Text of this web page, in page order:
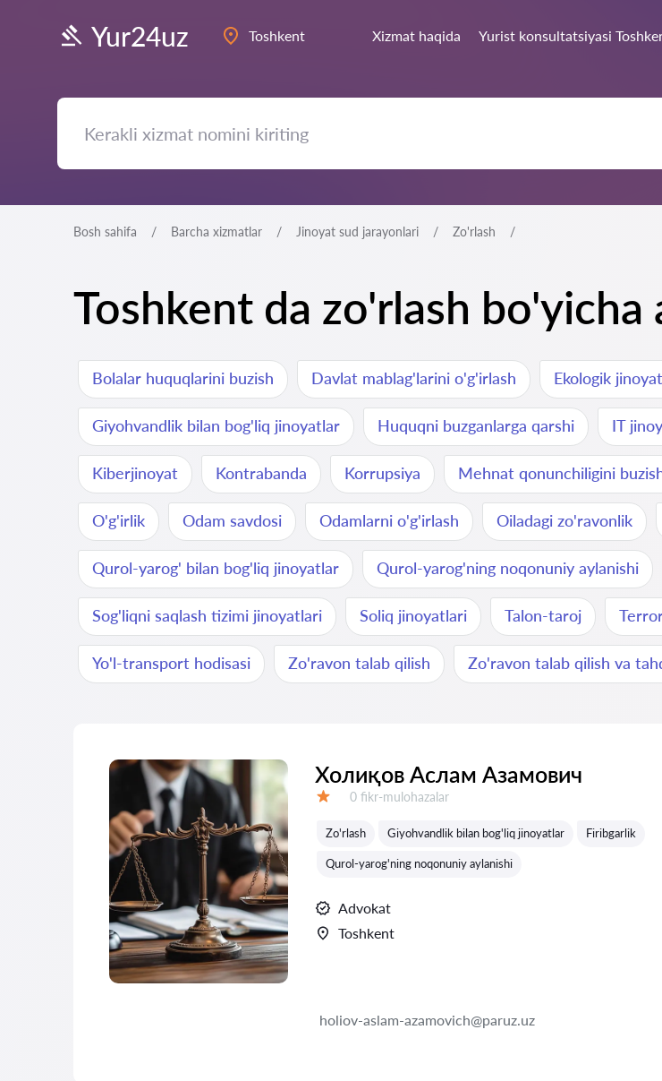
Yur24uz Toshkent Xizmat haqida Yurist konsultatsiyasi
Bosh sahifa Barcha xizmatlar Jinoyat sud jarayonlari Zo'rlash
Toshkent da zo'rlash
Bolalar huquqlarini buzish Davlat mablag'larini o'g'irlash Ekologik
Giyohvandlik bilan bog'liq jinoyatlar Huquqni buzganlarga qarshi IT
Kiberjinoyat Kontrabanda Korrupsiya Mehnat qonunchiligini
O'g'irlik Odam savdosi Odamlarni o'g'irlash Oiladagi zo'ravonlik
Qurol-yarog' bilan bog'liq jinoyatlar Qurol-yarog'ning noqonuniy aylanishi
Sog'liqni saqlash tizimi jinoyatlari Soliq jinoyatlari Talon-taroj
Yo'l-transport hodisasi Zo'ravon talab qilish Zo'ravon talab qilish va
Холиқов Аслам Азамович
Fikrlar:
0 fikr-mulohazalar
Zo'rlash Giyohvandlik bilan bog'liq jinoyatlar Firibgarlik
Qurol-yarog'ning noqonuniy aylanishi
Advokat
Toshkent
holiov-aslam-azamovich@paruz.uz